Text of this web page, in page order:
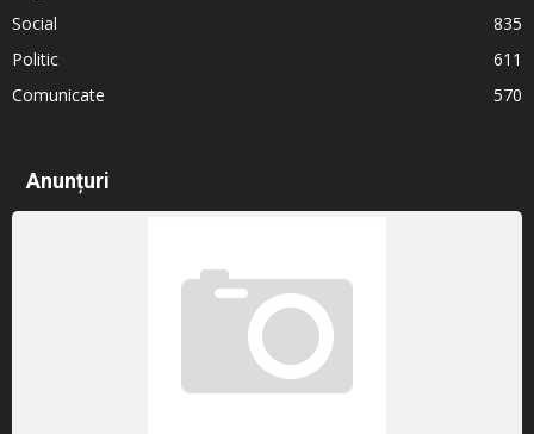
Social
835
Politic
611
Comunicate
570
Anunțuri